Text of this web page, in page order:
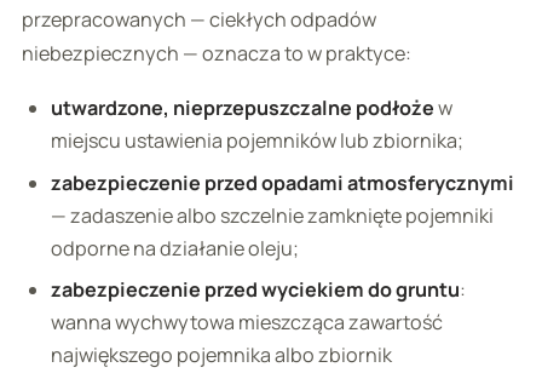
przepracowanych — ciekłych odpadów
niebezpiecznych — oznacza to w praktyce:
utwardzone, nieprzepuszczalne podłożew
miejscu ustawienia pojemników lub zbiornika;
zabezpieczenie przed opadami atmosferycznymi
— zadaszenie albo szczelnie zamknięte pojemniki
odporne na działanie oleju;
zabezpieczenie przed wyciekiem do gruntu:
wanna wychwytowa mieszcząca zawartość
największego pojemnika albo zbiornik